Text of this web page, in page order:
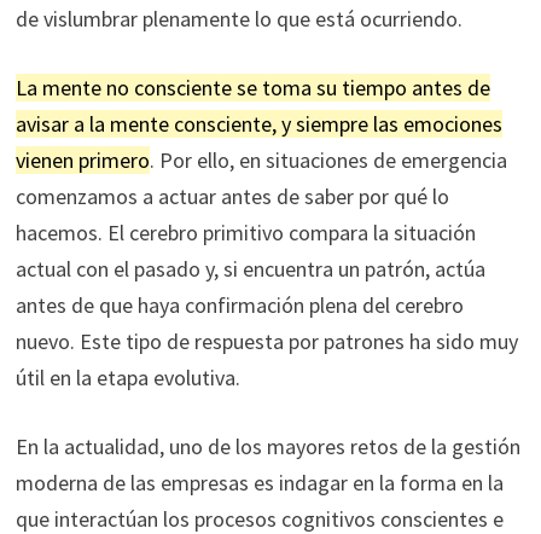
de vislumbrar plenamente lo que está ocurriendo.
La mente no consciente se toma su tiempo antes de
avisar a la mente consciente, y siempre las emociones
vienen primero. Por ello, en situaciones de emergencia
comenzamos a actuar antes de saber por qué lo
hacemos. El cerebro primitivo compara la situación
actual con el pasado y, si encuentra un patrón, actúa
antes de que haya confirmación plena del cerebro
nuevo. Este tipo de respuesta por patrones ha sido muy
útil en la etapa evolutiva.
En la actualidad, uno de los mayores retos de la gestión
moderna de las empresas es indagar en la forma en la
que interactúan los procesos cognitivos conscientes e